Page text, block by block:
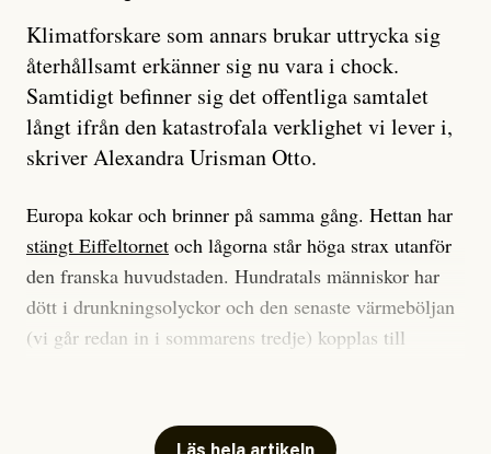
Klimatforskare som annars brukar uttrycka sig
återhållsamt erkänner sig nu vara i chock.
Samtidigt befinner sig det offentliga samtalet
långt ifrån den katastrofala verklighet vi lever i,
skriver Alexandra Urisman Otto.
Europa kokar och brinner på samma gång. Hettan har
stängt Eiffeltornet och lågorna står höga strax utanför
den franska huvudstaden. Hundratals människor har
dött i drunkningsolyckor och den senaste värmeböljan
(vi går redan in i sommarens tredje) kopplas till
Har du också panik i hettan? Känns det som en